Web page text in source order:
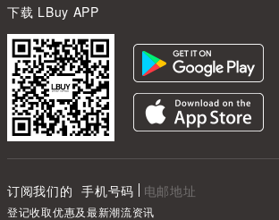
下载 LBuy APP
订阅我们的 手机号码 电邮地址
登记收取优惠及最新潮流资讯